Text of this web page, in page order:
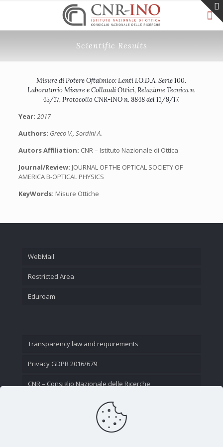
Scientific Results
Misure di Potere Oftalmico: Lenti I.O.D.A. Serie 100.
Laboratorio Misure e Collaudi Ottici, Relazione Tecnica n.
45/17, Protocollo CNR-INO n. 8848 del 11/9/17.
Year: 2017
Authors: Greco V., Sordini A.
Autors Affiliation: CNR – Istituto Nazionale di Ottica
Journal/Review: JOURNAL OF THE OPTICAL SOCIETY OF
AMERICA B-OPTICAL PHYSICS
KeyWords: Misure Ottiche
WebMail
Restricted Area
Eduroam
Transparency law and requirements
Privacy GDPR 2016/679
CNR – Consiglio Nazionale delle Ricerche